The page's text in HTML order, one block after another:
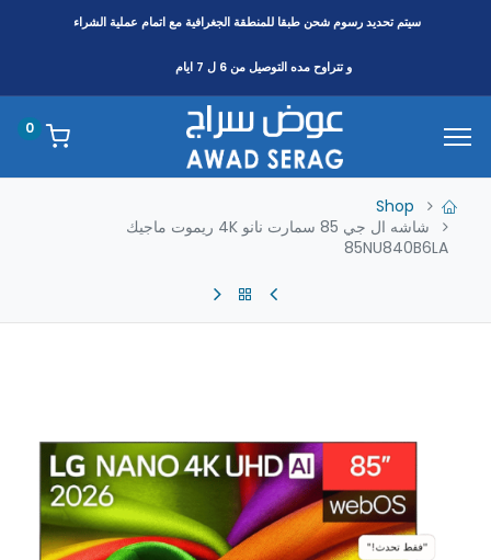
سيتم تحديد رسوم شحن طبقا للمنطقةالجغرافية مع اتمام عملية الشراء
و تتراوح مده التوصيل من 6 ل 7 ايام
0
Shop
شاشه ال جي 85 سمارت نانو 4K ريموت ماجيك
85NU840B6LA